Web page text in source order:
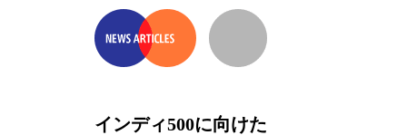
インディ500に向けた